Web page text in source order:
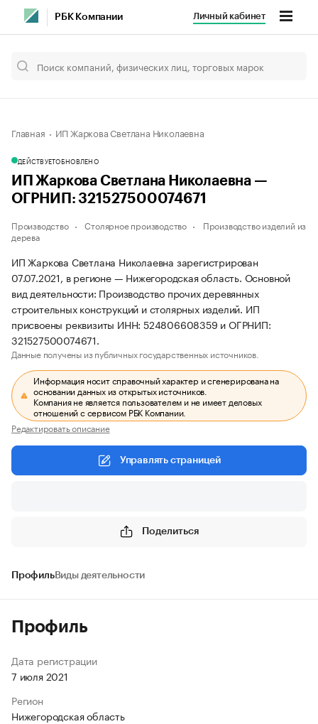
РБК Компании Личный кабинет
Главная ИП Жаркова Светлана Николаевна
ДЕЙСТВУЕТОБНОВЛЕНО
ИП Жаркова Светлана Николаевна —
ОГРНИП: 321527500074671
Производство Столярное производство
Производство изделий из
дерева
ИП Жаркова Светлана Николаевна зарегистрирован
07.07.2021, в регионе — Нижегородская область. Основной
вид деятельности: Производство прочих деревянных
строительных конструкций и столярных изделий. ИП
присвоены реквизиты ИНН: 524806608359 и ОГРНИП:
321527500074671.
Данные получены из публичных государственных источников.
Информация носит справочный характер и сгенерирована на
основании данных из открытых источников.
Компания не является пользователем и не имеет деловых
отношений с сервисом РБК Компании.
Редактировать описание
Управлять страницей
Поделиться
ПрофильВиды деятельности
Профиль
Дата регистрации
7 июля 2021
Регион
Нижегородская область